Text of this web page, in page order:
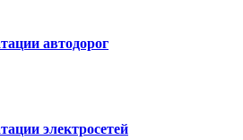
автодорог
электросетей